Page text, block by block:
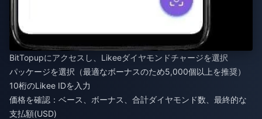
BitTopupにアクセスし、Likeeダイヤモンドチャージを選択
パッケージを選択（最適なボーナスのため5,000個以上を推奨）
10桁のLikee IDを入力
価格を確認：ベース、ボーナス、合計ダイヤモンド数、最終的な
支払額(USD)